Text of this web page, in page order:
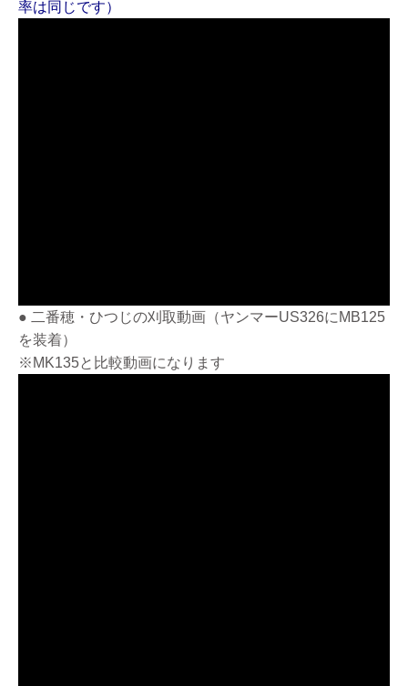
率は同じです）
● 二番穂・ひつじの刈取動画（ヤンマーUS326にMB125
を装着）
※MK135と比較動画になります